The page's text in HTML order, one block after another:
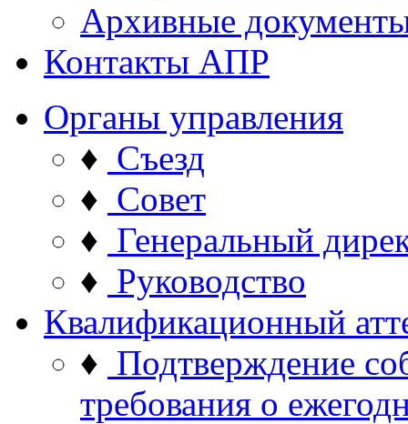
Архивные
Контакты АПР
Органы управления
♦ Съезд
♦ Совет
♦ Генеральный
♦ Руководство
Квалификационный
♦ Подтверждение
требования о